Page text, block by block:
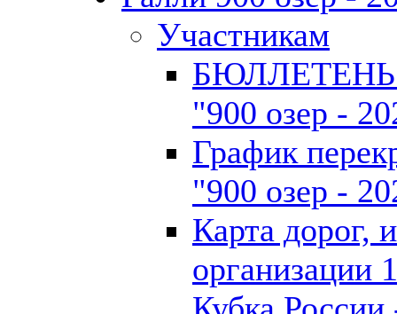
Участникам
БЮЛЛЕТЕНЬ
"900 озер -
График
"900 озер -
Карта дорог,
организации